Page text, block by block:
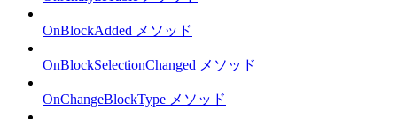
OnBlockAdded メソッド
OnBlockSelectionChanged メソッド
OnChangeBlockType メソッド